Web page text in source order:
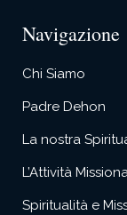
Navigazione
Chi Siamo
Padre Dehon
La nostra
L’Attività
Spiritualità e